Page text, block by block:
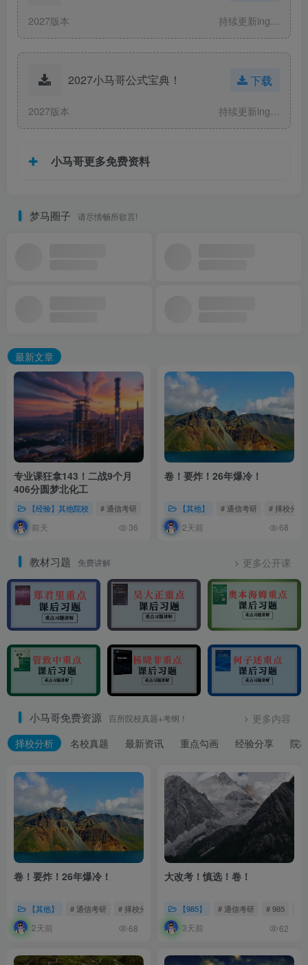
2027版本 持续更新ing…
2027小马哥公式宝典！ 下载
2027版本 持续更新ing…
小马哥更多免费资料
梦马圈子 请尽情畅所欲言!
最新文章
专业课狂拿143！二战9个月
406分圆梦北化工
【经验】其他院校 # 通信考研 # 经验分享 # 26考研
前天 36
卷！要炸！26年爆冷！
【其他】 # 通信考研 # 择校分析
2天前 68
教材习题 免费讲解 更多公开课
小马哥免费资源 百所院校真题+考纲！ 更多内容
择校分析 名校真题 最新资讯 重点勾画 经验分享 院
卷！要炸！26年爆冷！
【其他】 # 通信考研 # 择校分析 # 27考研
2天前 68
大改考！慎选！卷！
【985】 # 通信考研 # 985
3天前 62